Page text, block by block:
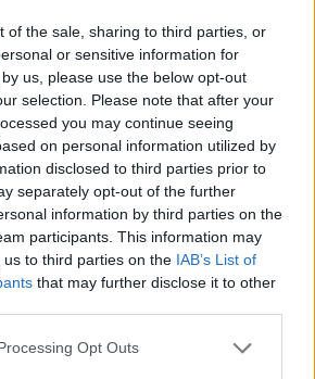
of the sale, sharing to third parties, or
or sensitive information for
us, please use the below opt-out
selection. Please note that after your
you may continue seeing
on personal information utilized by
disclosed to third parties prior to
separately opt-out of the further
information by third parties on the
participants. This information may
to third parties on the IAB’s List of
that may further disclose it to other
Opt Outs